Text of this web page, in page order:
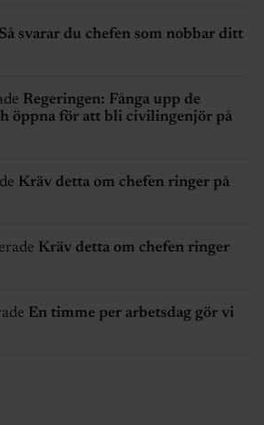
Så svarar du chefen som nobbar ditt
Regeringen: Fånga upp de
öppna för att bli civilingenjör på
Kräv detta om chefen ringer på
Kräv detta om chefen ringer
En timme per arbetsdag gör vi